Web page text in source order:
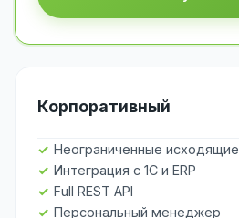
Корпоративный
Неограниченные исходящие
Интеграция с 1С и ERP
Full REST API
Персональный менеджер